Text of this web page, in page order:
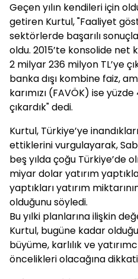
Geçen yılın kendileri için
getiren Kurtul, "Faaliyet
sektörlerde başarılı
oldu. 2015’te konsolide net
2 milyar 236 milyon TL’ye
banka dışı kombine faiz,
karımızı (FAVÖK) ise
çıkardık" dedi.
Kurtul, Türkiye’ye
ettiklerini vurgulayarak,
beş yılda çoğu Türkiye’de
miyar dolar yatırım
yaptıkları yatırım
olduğunu söyledi.
Bu yılki planlarına ilişkin
Kurtul, bugüne kadar olduğu
büyüme, karlılık ve
öncelikleri olacağına